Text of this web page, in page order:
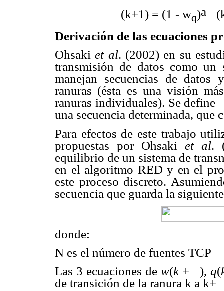
(k+1) = (1 - wq)a
Derivación de las ecuaciones
Ohsakiet al. (2002) en su
transmisión de datos como un
manejan secuencias de datos
ranuras (ésta es una visión
ranuras individuales). Se define
una secuencia determinada, que
Para efectos de este trabajo
propuestas por Ohsaki et al.
equilibrio de un sistema de
en el algoritmo RED y en el
este proceso discreto.
secuencia que guarda la
donde:
N es el número de fuentes TCP
Las 3 ecuaciones de w(k + ), q(
de transición de la ranura k a k+